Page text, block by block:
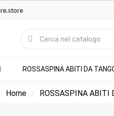
ROSSASPINA ABITI DA
Home ROSSASPINA ABITI